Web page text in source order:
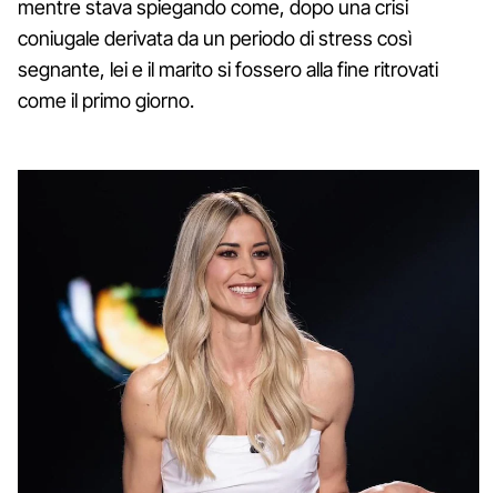
mentre stava spiegando come, dopo una crisi
coniugale derivata da un periodo di stress così
segnante, lei e il marito si fossero alla fine ritrovati
come il primo giorno.